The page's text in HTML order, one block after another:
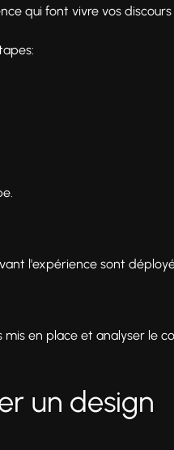
qui font vivre vos
l'expérience sont
en place et analyser le
un design